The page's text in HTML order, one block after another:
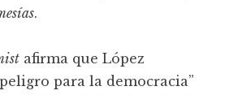
.
afirma que López
para la democracia”